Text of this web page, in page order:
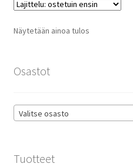
Näytetään ainoa tulos
Osastot
Valitse osasto
Tuotteet